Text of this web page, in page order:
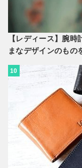
【レディース】腕
まなデザインのもの
10